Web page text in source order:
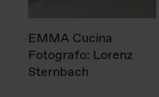
EMMA Cucina
Fotografo: Lorenz
Sternbach